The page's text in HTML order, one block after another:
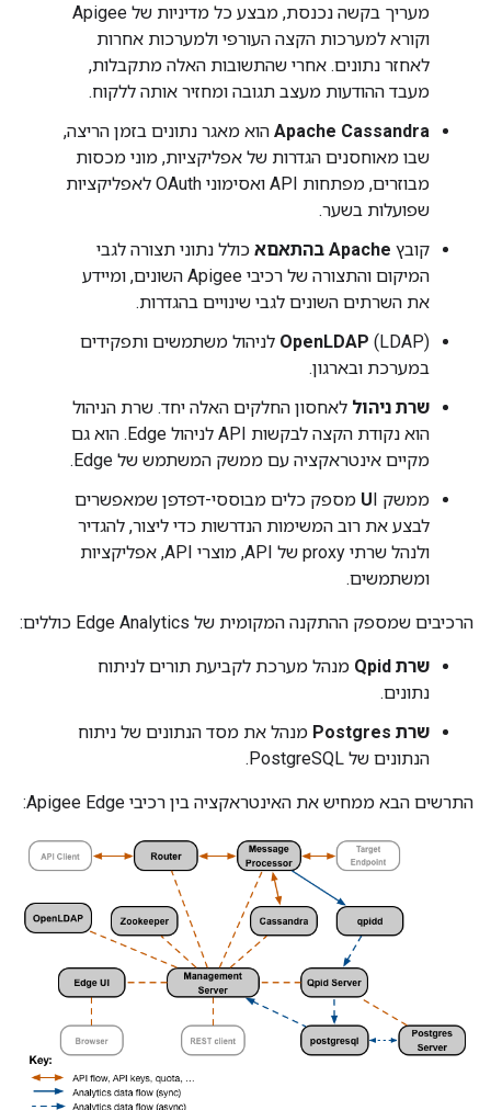
מעריך בקשה נכנסת, מבצע כל מדיניות של Apigee
וקורא למערכות הקצה העורפי ולמערכות אחרות
לאחזר נתונים. אחרי שהתשובות האלה מתקבלות,
מעבד ההודעות מעצב תגובה ומחזיר אותה ללקוח.
Apache Cassandra הוא מאגר נתונים בזמן הריצה,
שבו מאוחסנים הגדרות של אפליקציות, מוני מכסות
מבוזרים, מפתחות API ואסימוני OAuth לאפליקציות
שפועלות בשער.
קובץ Apache בהתאםא
כולל נתוני תצורה לגבי
המיקום והתצורה של רכיבי Apigee השונים, ומיידע
את השרתים השונים לגבי שינויים בהגדרות.
OpenLDAP (LDAP) לניהול משתמשים ותפקידים
במערכת ובארגון.
שרת ניהול לאחסון החלקים האלה יחד. שרת הניהול
הוא נקודת הקצה לבקשות API לניהול Edge. הוא גם
מקיים אינטראקציה עם ממשק המשתמש של Edge.
ממשק U I מספק כלים מבוססי-דפדפן שמאפשרים
לבצע את רוב המשימות הנדרשות כדי ליצור, להגדיר
ולנהל שרתי proxy של API, מוצרי API, אפליקציות
ומשתמשים.
הרכיבים שמספק ההתקנה המקומית של Edge Analytics כוללים:
שרת Qpid
מנהל מערכת לקביעת תורים לניתוח
נתונים.
שרת Postgres
מנהל את מסד הנתונים של ניתוח
הנתונים של PostgreSQL.
התרשים הבא ממחיש את האינטראקציה בין רכיבי Apigee Edge: